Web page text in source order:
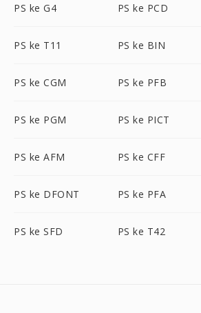
PS ke G4 PS ke PCD
PS ke T11 PS ke BIN
PS ke CGM PS ke PFB
PS ke PGM PS ke PICT
PS ke AFM PS ke CFF
PS ke DFONT PS ke PFA
PS ke SFD PS ke T42